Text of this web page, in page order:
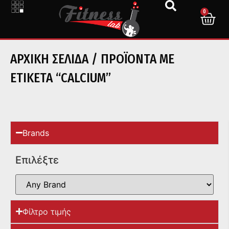
0
ΑΡΧΙΚΉ ΣΕΛΊΔΑ/ ΠΡΟΪΌΝΤΑ ΜΕ
ΕΤΙΚΈΤΑ “CALCIUM”
Brands
Επιλέξτε
Φίλτρο τιμής